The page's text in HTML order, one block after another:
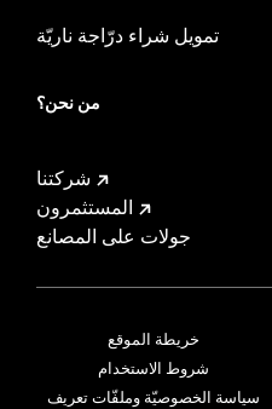
تمويل شراء درّاجة ناريّة
من نحن؟
شركتنا
المستثمرون
جولات على المصانع
خريطة الموقع
شروط الاستخدام
سياسة الخصوصيّة وملفّات تعريف